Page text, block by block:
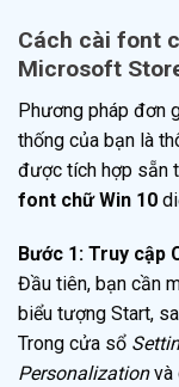
Cách cài font
Microsoft
Phương pháp đơn
thống của bạn là
được tích hợp sẵn
font chữ Win 10
Bước 1: Truy cập
Đầu tiên, bạn cần
biểu tượng Start,
Trong cửa sổ
Personalizationvà